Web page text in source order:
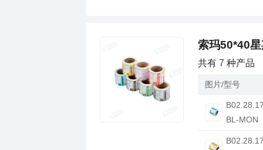
索玛50*40
共有7 种产品
图片/型号
BL-MON